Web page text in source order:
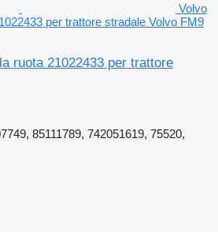
Volvo
per trattore stradale Volvo FM9
ruota 21022433 per trattore
85111789, 742051619, 75520,